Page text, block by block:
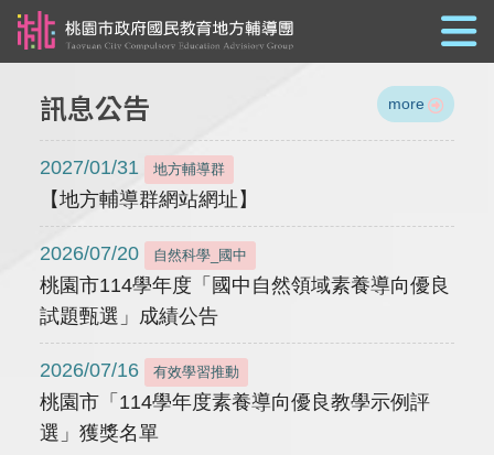
訊息公告 more
2027/01/31 地方輔導群
【地方輔導群網站網址】
2026/07/20 自然科學_國中
桃園市114學年度「國中自然領域素養導向優良
試題甄選」成績公告
2026/07/16 有效學習推動
桃園市「114學年度素養導向優良教學示例評
選」獲獎名單